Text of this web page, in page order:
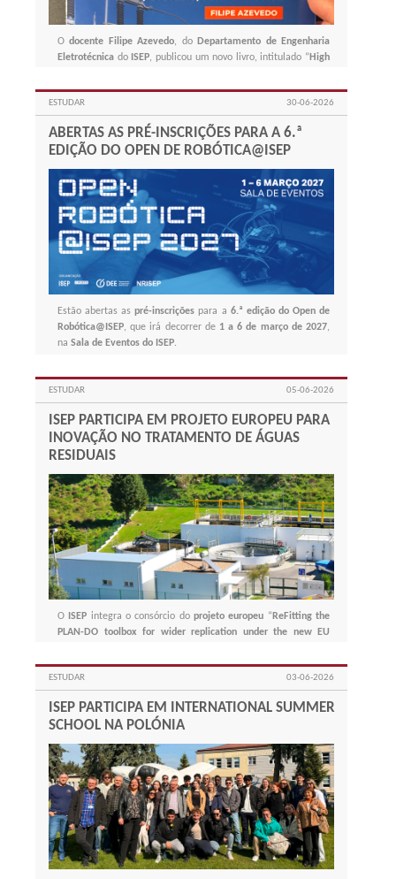
Odocente Filipe Azevedo, do Departamento de Engenharia
Eletrotécnica do ISEP, publicou um novo livro, intitulado “ High
ESTUDAR 30-06-2026
ABERTAS AS PRÉ-INSCRIÇÕES PARA A 6.ª
EDIÇÃO DO OPEN DE ROBÓTICA@ISEP
Estão abertas aspré-inscrições para a 6.ª edição do Open de
Robótica@ISEP, que irá decorrer de 1 a 6 de março de 2027,
na Sala de Eventos do ISEP.
ESTUDAR 05-06-2026
ISEP PARTICIPA EM PROJETO EUROPEU PARA
INOVAÇÃO NO TRATAMENTO DE ÁGUAS
RESIDUAIS
O ISEP integra o consórcio doprojeto europeu “ ReFitting the
PLAN-DO toolbox for wider replication under the new EU
pelaUnião Europeia.
ESTUDAR 03-06-2026
ISEP PARTICIPA EM INTERNATIONAL SUMMER
SCHOOL NA POLÓNIA